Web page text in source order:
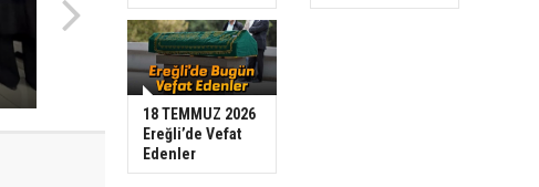
18 TEMMUZ 2026
Ereğli’de Vefat
Edenler